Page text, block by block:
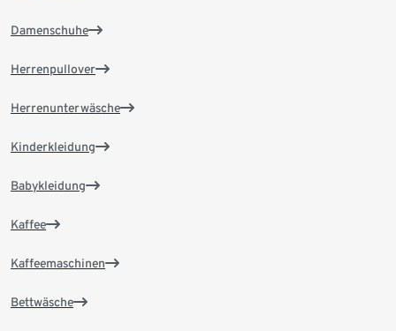
Damenschuhe
Herrenpullover
Herrenunterwäsche
Kinderkleidung
Babykleidung
Kaffee
Kaffeemaschinen
Bettwäsche